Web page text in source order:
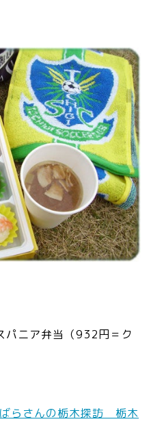
パニア弁当（932円＝ク